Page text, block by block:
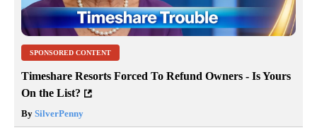
SPONSORED CONTENT
Timeshare Resorts Forced To Refund Owners - Is Yours
On the List?
By SilverPenny